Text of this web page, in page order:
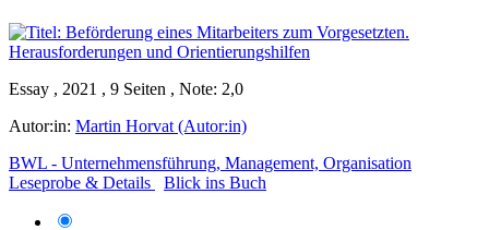
Essay , 2021 , 9 Seiten , Note: 2,0
Autor:in: Martin Horvat (Autor:in)
BWL - Unternehmensführung, Management, Organisation
Leseprobe & Details
Blick ins Buch